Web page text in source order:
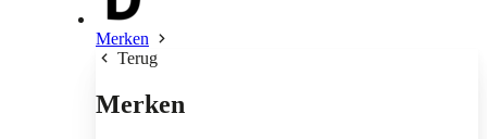
Merken
Terug
Merken